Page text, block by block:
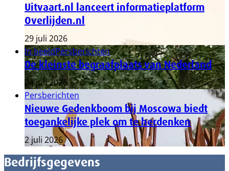
Uitvaart.nl lanceert informatieplatform
Overlijden.nl
29 juli 2026
In beeldPersberichten
De kleinste begraafplaats van Nederland
24 juli 2026
Persberichten
Nieuwe Gedenkboom bij Moscowa biedt
toegankelijke plek om te herdenken
2 juli 2026
Bedrijfsgegevens